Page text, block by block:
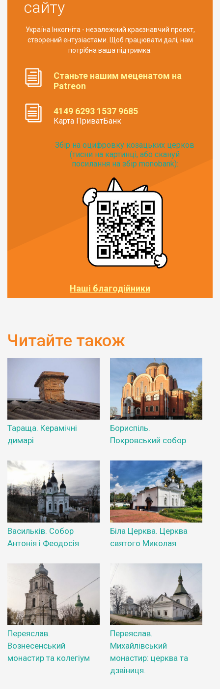
сайту
Україна Інкогніта - незалежний краєзнавчий проект,
створений ентузіастами. Щоб працювати далі, нам
потрібна ваша підтримка.
Станьте нашим меценатом на
Patreon
4149 6293 1537 9685
Карта ПриватБанк
Збір на оцифровку козацьких церков
(тисни на картинці, або скануй
посилання на збір monobank):
Наші благодійники
Читайте також
Тараща. Керамічні
димарі
Бориспіль.
Покровський собор
Васильків. Собор
Антонія і Феодосія
Біла Церква. Церква
святого Миколая
Переяслав.
Вознесенський
монастир та колегіум
Переяслав.
Михайлівський
монастир: церква та
дзвіниця.